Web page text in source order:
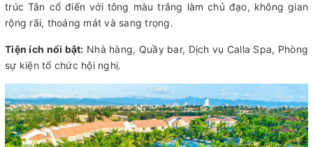
trúc Tân cổ điển với tông màu trắng làm chủ đạo, không gian
rộng rãi, thoáng mát và sang trọng.
Tiện ích nổi bật: Nhà hàng, Quầy bar, Dịch vụ Calla Spa, Phòng
sự kiện tổ chức hội nghị.